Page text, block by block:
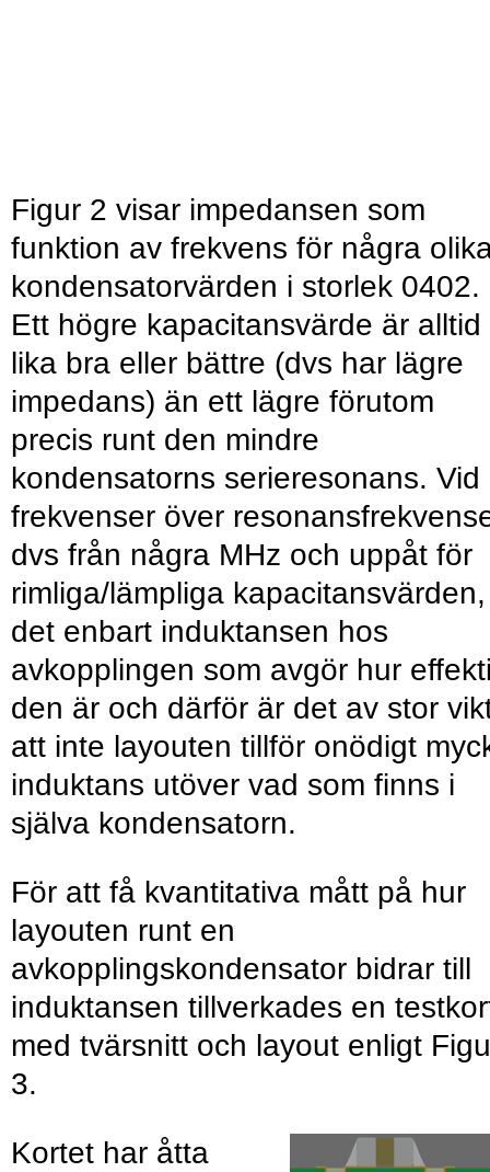
Figur 2 visar impedansen som
funktion av frekvens för några
kondensatorvärden i storlek 0402.
Ett högre kapacitansvärde är alltid
lika bra eller bättre (dvs har lägre
impedans) än ett lägre förutom
precis runt den mindre
kondensatorns serieresonans. Vid
frekvenser över
dvs från några MHz och uppåt för
rimliga/lämpliga
det enbart induktansen hos
avkopplingen som avgör hur
den är och därför är det av stor
att inte layouten tillför onödigt
induktans utöver vad som finns i
själva kondensatorn.
För att få kvantitativa mått på hur
layouten runt en
avkopplingskondensator bidrar till
induktansen tillverkades en
med tvärsnitt och layout enligt
3.
Kortet har åtta